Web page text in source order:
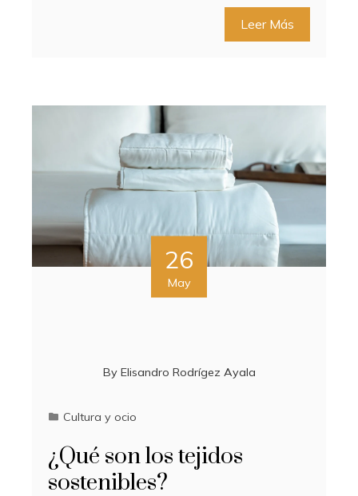
Leer Más
26
May
By Elisandro Rodrígez Ayala
Cultura y ocio
¿Qué son los tejidos
sostenibles?